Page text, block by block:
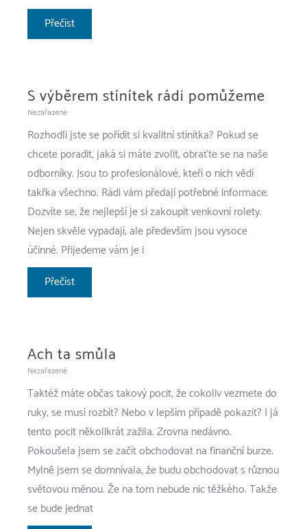
Zaniknou
tištěná
Přečíst
S výběrem stínítek rádi pomůžeme
Nezařazené
Rozhodli jste se pořídit si kvalitní stínítka? Pokud se
chcete poradit, jaká si máte zvolit, obraťte se na naše
odborníky. Jsou to profesionálové, kteří o nich vědí
takřka všechno. Rádi vám předají potřebné informace.
Dozvíte se, že nejlepší je si zakoupit venkovní rolety.
Nejen skvěle vypadají, ale především jsou vysoce
účinné. Přijedeme vám je i
S
výběrem
pomůžeme
Přečíst
Ach ta smůla
Nezařazené
Taktéž máte občas takový pocit, že cokoliv vezmete do
ruky, se musí rozbít? Nebo v lepším případě pokazit? I já
tento pocit několikrát zažila. Zrovna nedávno.
Pokoušela jsem se začít obchodovat na finanční burze.
Mylně jsem se domnívala, že budu obchodovat s různou
světovou měnou. Že na tom nebude nic těžkého. Takže
se bude jednat